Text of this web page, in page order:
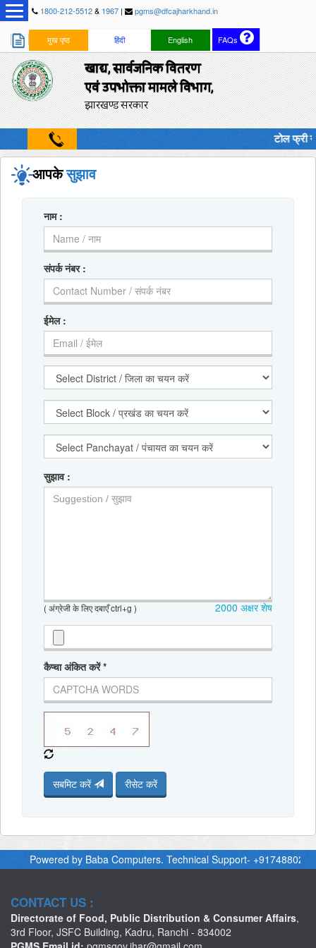
1800-212-5512& 1967 | pgms@dfcajharkhand.in
मुख पृष्ठ हिंदी English FAQs
खाद्य, सार्वजनिक वितरण
एवं उपभोक्ता मामले विभाग,
झारखण्ड सरकार
टोल फ्री
आपकेसुझाव
नाम :
संपर्क नंबर :
ईमेल :
सुझाव :
( अंग्रेजी के लिए दबाएँ ctrl+g ) 2000अक्षर शेष
कैप्चा अंकित करें*
सबमिट करें रीसेट करें
Powered by Baba Computers. Technical Support-
CONTACT US :
Directorate of Food, Public Distribution & Consumer Affairs,
3rd Floor, JSFC Building, Kadru, Ranchi - 834002